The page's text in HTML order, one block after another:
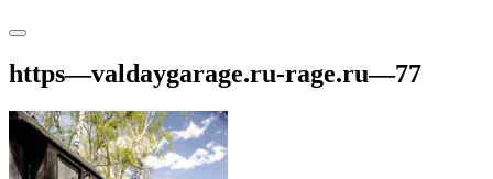
https—valdaygarage.ru-rage.ru—77